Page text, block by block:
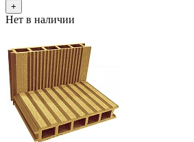
+
Нет в наличии